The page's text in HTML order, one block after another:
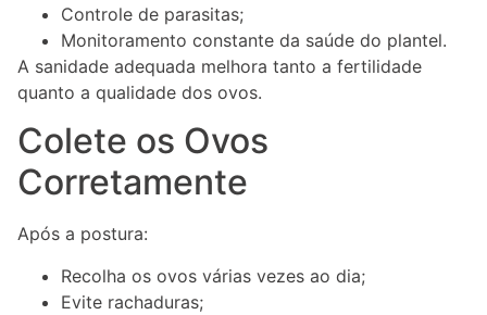
Controle de parasitas;
Monitoramento constante da saúde do plantel.
A sanidade adequada melhora tanto a fertilidade
quanto a qualidade dos ovos.
Colete os Ovos
Corretamente
Após a postura:
Recolha os ovos várias vezes ao dia;
Evite rachaduras;